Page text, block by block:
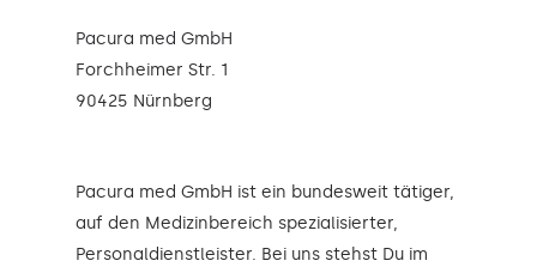
Pacura med GmbH
Forchheimer Str. 1
90425 Nürnberg
Pacura med GmbH ist ein bundesweit tätiger,
auf den Medizinbereich spezialisierter,
Personaldienstleister. Bei uns stehst Du im